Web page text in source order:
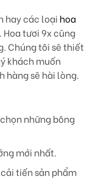
hay các loại hoa
Hoa tươi 9x cũng
Chúng tôi sẽ thiết
khách muốn
hàng sẽ hài lòng.
những bông
mới nhất.
tiến sản phẩm